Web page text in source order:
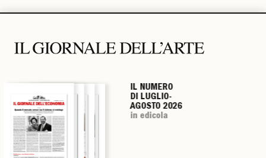
IL NUMERO
DI LUGLIO-
AGOSTO 2026
in edicola
IL NUMERO
DI LUGLIO-
AGOSTO 2026
in edicola
IL NUMERO
DI LUGLIO-
AGOSTO 2026
in edicola
IL NUMERO
DI LUGLIO-
AGOSTO 2026
in edicola